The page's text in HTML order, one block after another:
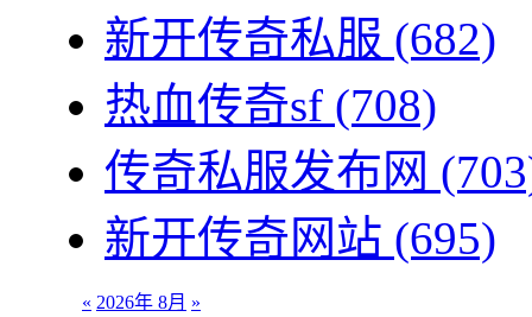
新开传奇私服 (682)
热血传奇sf (708)
传奇私服发布网
新开传奇网站 (695)
« 2026年 8月 »